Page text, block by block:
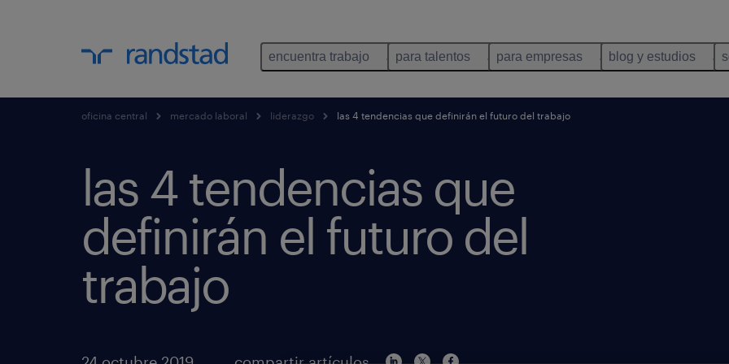
encuentra trabajo para talentos para empresas blog y estudios
oficina central mercado laboral liderazgo las 4 tendencias que definirán el futuro del trabajo
las 4 tendencias que
definirán el futuro del
trabajo